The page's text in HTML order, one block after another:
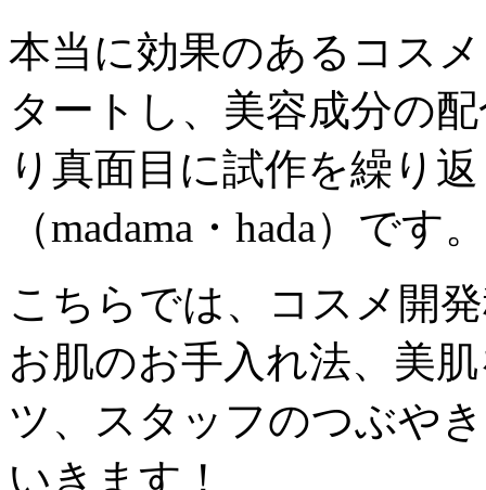
本当に効果のあるコス
タートし、美容成分の
り真面目に試作を繰り
（madama・hada）です。
こちらでは、コスメ開
お肌のお手入れ法、美
ツ、スタッフのつぶや
いきます！